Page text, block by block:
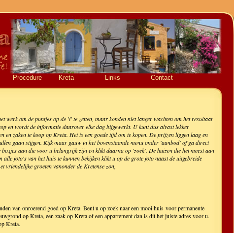
Procedure Kreta Links Contact
werk om de puntjes op de 'i' te zetten, maar konden niet langer wachten om het resultaat
en wordt de informatie daarover elke dag bijgewerkt. U kunt dus alvast lekker
zaken te koop op Kreta. Het is een goede tijd om te kopen. De prijzen liggen laag en
gaan stijgen. Kijk maar gauw in het bovenstaande menu onder 'aanbod' of ga direct
aan die voor u belangrijk zijn en klikt daarna op 'zoek'. De huizen die het meest aan
foto's van het huis te kunnen bekijken klikt u op de grote foto naast de uitgebreide
vriendelijke groeten vanonder de Kretense zon,
van onroerend goed op Kreta. Bent u op zoek naar een mooi huis voor permanente
op Kreta, een zaak op Kreta of een appartement dan is dit het juiste adres voor u.
Kreta.